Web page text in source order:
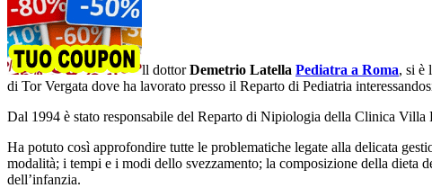
ll dottorDemetrio Latella Pediatra a Roma, si è
di Tor Vergata dove ha lavorato presso il Reparto di Pediatria
Dal 1994 è stato responsabile del Reparto di Nipiologia della Clinica Villa
Ha potuto così approfondire tutte le problematiche legate alla delicata
modalità; i tempi e i modi dello svezzamento; la composizione della dieta
dell’infanzia.